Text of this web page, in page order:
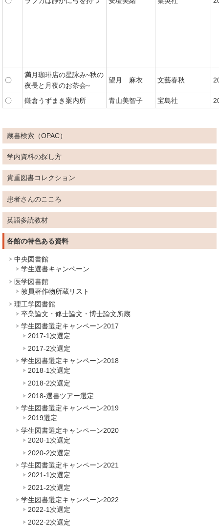
〇
満月珈琲店の星詠み~秋の
夜長と月夜のお茶会~
望月 麻衣 文藝春秋
〇 鎌倉うずまき案内所 青山美智子 宝島社
蔵書検索（OPAC）
学内資料の探し方
貴重図書コレクション
患者さんのこころ
英語多読教材
各館の特色ある資料
中央図書館
学生選書キャンペーン
医学図書館
教員著作物所蔵リスト
理工学図書館
卒業論文・修士論文・博士論文所蔵
学生図書選定キャンペーン2017
2017-1次選定
2017-2次選定
学生図書選定キャンペーン2018
2018-1次選定
2018-2次選定
2018-選書ツアー選定
学生図書選定キャンペーン2019
2019選定
学生図書選定キャンペーン2020
2020-1次選定
2020-2次選定
学生図書選定キャンペーン2021
2021-1次選定
2021-2次選定
学生図書選定キャンペーン2022
2022-1次選定
2022-2次選定